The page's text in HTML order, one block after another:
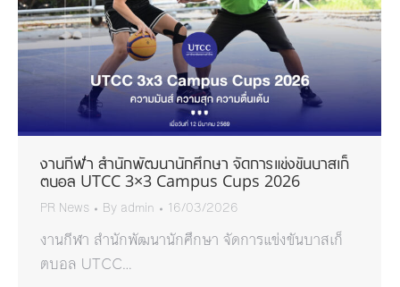
งานกีฬา สำนักพัฒนานักศึกษา จัดการแข่งขันบาสเก็
ตบอล UTCC 3×3 Campus Cups 2026
PR News By admin 16/03/2026
งานกีฬา สำนักพัฒนานักศึกษา จัดการแข่งขันบาสเก็
ตบอล UTCC…